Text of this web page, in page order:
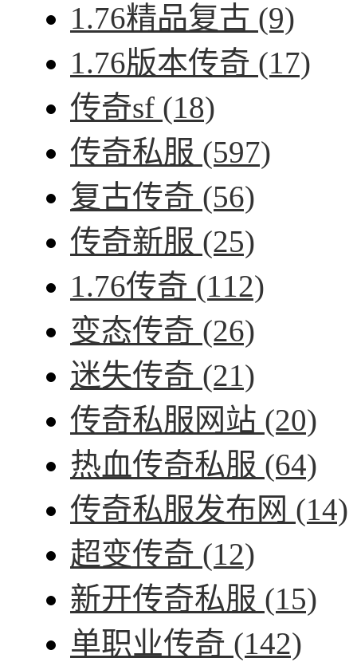
1.76精品复古 (9)
1.76版本传奇 (17)
传奇sf (18)
传奇私服 (597)
复古传奇 (56)
传奇新服 (25)
1.76传奇 (112)
变态传奇 (26)
迷失传奇 (21)
传奇私服网站 (20)
热血传奇私服 (64)
传奇私服发布网 (14)
超变传奇 (12)
新开传奇私服 (15)
单职业传奇 (142)